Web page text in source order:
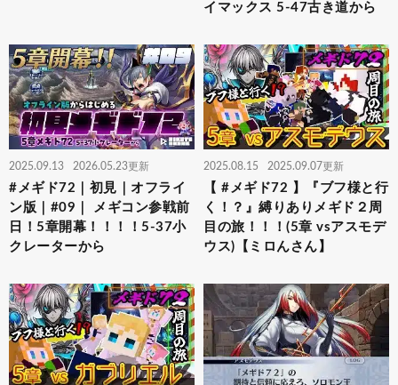
イマックス 5-47古き道から
2025.09.13 2026.05.23更新
#メギド72｜初見｜オフライ
ン版｜#09｜ メギコン参戦前
日！5章開幕！！！！5-37小
クレーターから
2025.08.15 2025.09.07更新
【 #メギド72 】『ブフ様と行
く！？』縛りありメギド２周
目の旅！！！(5章 vsアスモデ
ウス)【ミロんさん】